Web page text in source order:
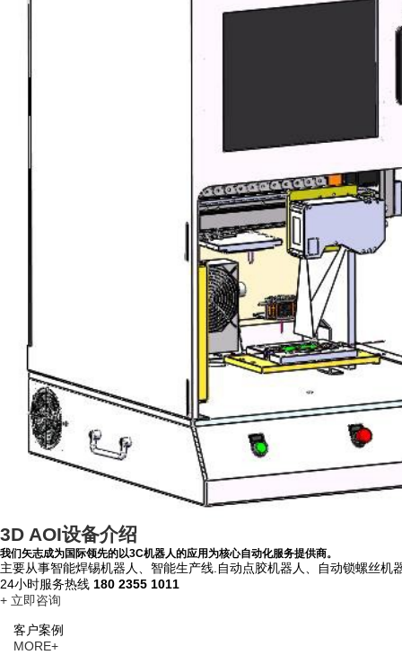
3D AOI设备介绍
我们矢志成为国际领先的以3C机器人的应用为核心自动化服务提供商。
主要从事智能焊锡机器人、智能生产线.自动点胶机器人、自动锁螺丝机
24小时服务热线 180 2355 1011
+ 立即咨询
客户案例
MORE+